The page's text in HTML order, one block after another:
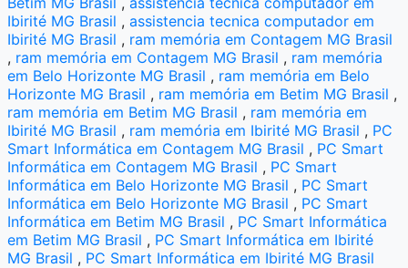
Ibirité MG Brasil ,assistencia tecnica computador em
Ibirité MG Brasil , ram memória em Contagem MG Brasil
, ram memória em Contagem MG Brasil , ram memória
em Belo Horizonte MG Brasil , ram memória em Belo
Horizonte MG Brasil , ram memória em Betim MG Brasil ,
ram memória em Betim MG Brasil , ram memória em
Ibirité MG Brasil , ram memória em Ibirité MG Brasil , PC
Smart Informática em Contagem MG Brasil , PC Smart
Informática em Contagem MG Brasil , PC Smart
Informática em Belo Horizonte MG Brasil , PC Smart
Informática em Belo Horizonte MG Brasil , PC Smart
Informática em Betim MG Brasil , PC Smart Informática
em Betim MG Brasil , PC Smart Informática em Ibirité
MG Brasil , PC Smart Informática em Ibirité MG Brasil